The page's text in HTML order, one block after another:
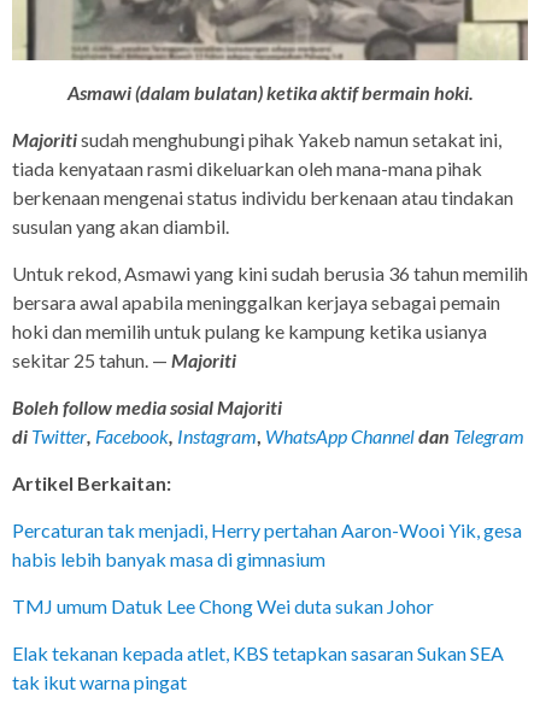
Asmawi (dalam bulatan) ketika aktif bermain hoki.
Majoritisudah menghubungi pihak Yakeb namun setakat ini,
tiada kenyataan rasmi dikeluarkan oleh mana-mana pihak
berkenaan mengenai status individu berkenaan atau tindakan
susulan yang akan diambil.
Untuk rekod, Asmawi yang kini sudah berusia 36 tahun memilih
bersara awal apabila meninggalkan kerjaya sebagai pemain
hoki dan memilih untuk pulang ke kampung ketika usianya
sekitar 25 tahun. — Majoriti
Boleh follow media sosial Majoriti
di Twitter Facebook Instagram WhatsApp Channeldan Telegram
Artikel Berkaitan:
Percaturan tak menjadi, Herry pertahan Aaron-Wooi Yik, gesa
habis lebih banyak masa di gimnasium
TMJ umum Datuk Lee Chong Wei duta sukan Johor
Elak tekanan kepada atlet, KBS tetapkan sasaran Sukan SEA
tak ikut warna pingat